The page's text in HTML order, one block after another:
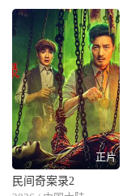
正片
民间奇案录2